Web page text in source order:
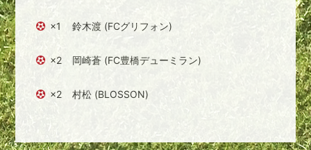
鈴木渡 (FCグリフォン)
×1
岡崎蒼 (FC豊橋デューミラン)
×2
村松 (BLOSSON)
×2